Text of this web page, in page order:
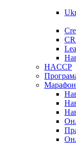
HACCP
Марафон